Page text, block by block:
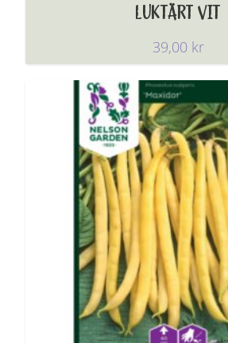
LUKTÄRT VIT
39,00 kr